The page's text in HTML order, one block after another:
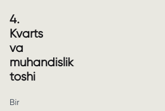
4.
Kvarts
va
muhandislik
toshi
Bir